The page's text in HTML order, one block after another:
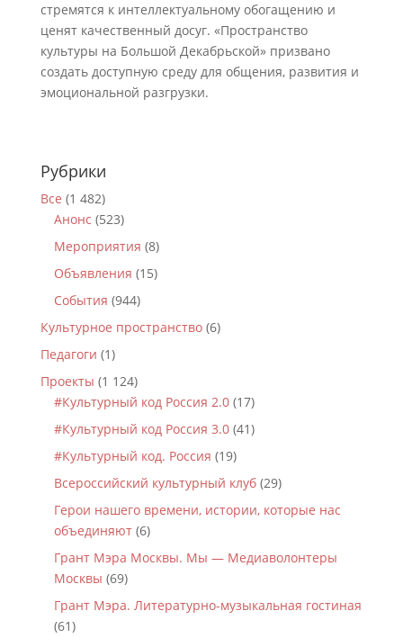
стремятся к интеллектуальному обогащению и
ценят качественный досуг. «Пространство
культуры на Большой Декабрьской» призвано
создать доступную среду для общения, развития и
эмоциональной разгрузки.
Рубрики
Все (1 482)
Анонс (523)
Мероприятия (8)
Объявления (15)
События (944)
Культурное пространство(6)
Педагоги (1)
Проекты (1 124)
#Культурный код Россия 2.0(17)
#Культурный код Россия 3.0(41)
#Культурный код. Россия (19)
Всероссийский культурный клуб(29)
Герои нашего времени, истории, которые нас
объединяют(6)
Грант Мэра Москвы. Мы — Медиаволонтеры
Москвы (69)
Грант Мэра. Литературно-музыкальная гостиная
(61)